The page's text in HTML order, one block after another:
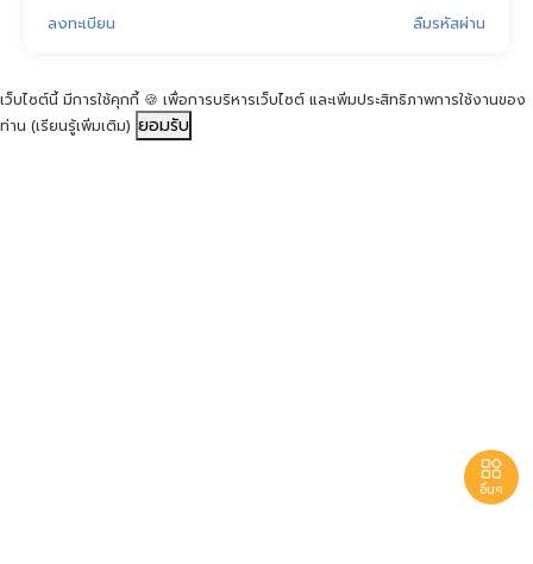
ลืมรหัสผ่าน
ลงทะเบียน

อื่นๆ
เว็บไซต์นี้ มีการใช้คุกกี้ 🍪 เพื่อการบริหารเว็บไซต์ และเพิ่มประสิทธิภาพการใช้งานของ
ท่าน (เรียนรู้เพิ่มเติม) ยอมรับ